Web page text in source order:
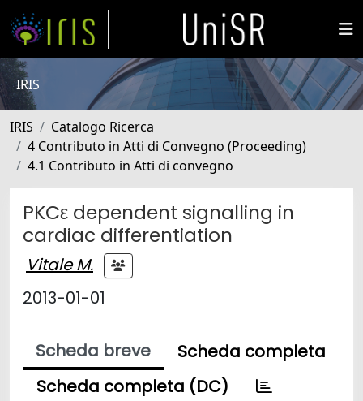
IRIS
IRIS
Catalogo Ricerca
4 Contributo in Atti di Convegno (Proceeding)
4.1 Contributo in Atti di convegno
PKCε dependent signalling in
cardiac differentiation
Vitale M.
2013-01-01
Scheda breve
Scheda completa
Scheda completa (DC)